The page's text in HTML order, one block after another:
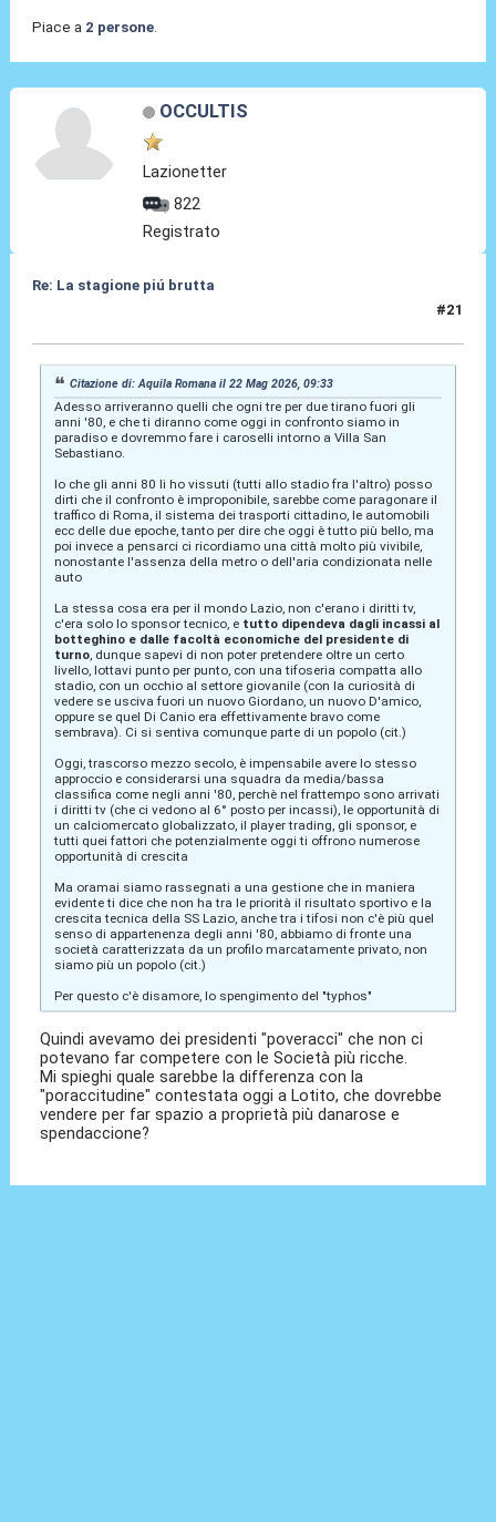
Piace a 2 persone.
OCCULTIS
Lazionetter
822
Registrato
Re: La stagione piú brutta
#21
Citazione di: Aquila Romana il 22 Mag 2026, 09:33
Adesso arriveranno quelli che ogni tre per due tirano fuori gli
anni '80, e che ti diranno come oggi in confronto siamo in
paradiso e dovremmo fare i caroselli intorno a Villa San
Sebastiano.
Io che gli anni 80 li ho vissuti (tutti allo stadio fra l'altro) posso
dirti che il confronto è improponibile, sarebbe come paragonare il
traffico di Roma, il sistema dei trasporti cittadino, le automobili
ecc delle due epoche, tanto per dire che oggi è tutto più bello, ma
poi invece a pensarci ci ricordiamo una città molto più vivibile,
nonostante l'assenza della metro o dell'aria condizionata nelle
auto
La stessa cosa era per il mondo Lazio, non c'erano i diritti tv,
c'era solo lo sponsor tecnico, e tutto dipendeva dagli incassi al
botteghino e dalle facoltà economiche del presidente di
turno, dunque sapevi di non poter pretendere oltre un certo
livello, lottavi punto per punto, con una tifoseria compatta allo
stadio, con un occhio al settore giovanile (con la curiosità di
vedere se usciva fuori un nuovo Giordano, un nuovo D'amico,
oppure se quel Di Canio era effettivamente bravo come
sembrava). Ci si sentiva comunque parte di un popolo (cit.)
Oggi, trascorso mezzo secolo, è impensabile avere lo stesso
approccio e considerarsi una squadra da media/bassa
classifica come negli anni '80, perchè nel frattempo sono arrivati
i diritti tv (che ci vedono al 6° posto per incassi), le opportunità di
un calciomercato globalizzato, il player trading, gli sponsor, e
tutti quei fattori che potenzialmente oggi ti offrono numerose
opportunità di crescita
Ma oramai siamo rassegnati a una gestione che in maniera
evidente ti dice che non ha tra le priorità il risultato sportivo e la
crescita tecnica della SS Lazio, anche tra i tifosi non c'è più quel
senso di appartenenza degli anni '80, abbiamo di fronte una
società caratterizzata da un profilo marcatamente privato, non
siamo più un popolo (cit.)
Per questo c'è disamore, lo spengimento del "typhos"
Quindi avevamo dei presidenti "poveracci" che non ci
potevano far competere con le Società più ricche.
Mi spieghi quale sarebbe la differenza con la
"poraccitudine" contestata oggi a Lotito, che dovrebbe
vendere per far spazio a proprietà più danarose e
spendaccione?